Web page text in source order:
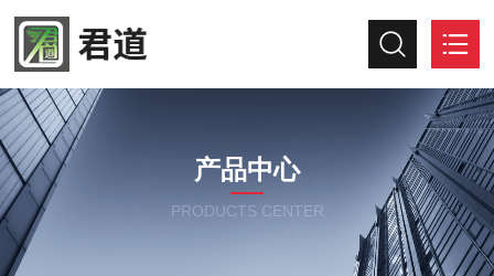
产品中心
PRODUCTS CENTER